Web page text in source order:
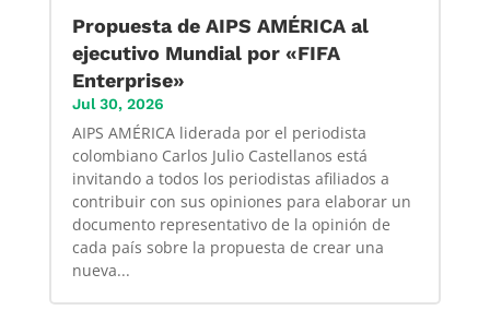
Propuesta de AIPS AMÉRICA al
ejecutivo Mundial por «FIFA
Enterprise»
Jul 30, 2026
AIPS AMÉRICA liderada por el periodista
colombiano Carlos Julio Castellanos está
invitando a todos los periodistas afiliados a
contribuir con sus opiniones para elaborar un
documento representativo de la opinión de
cada país sobre la propuesta de crear una
nueva...